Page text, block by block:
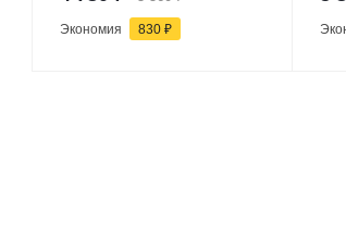
Экономия 830 ₽